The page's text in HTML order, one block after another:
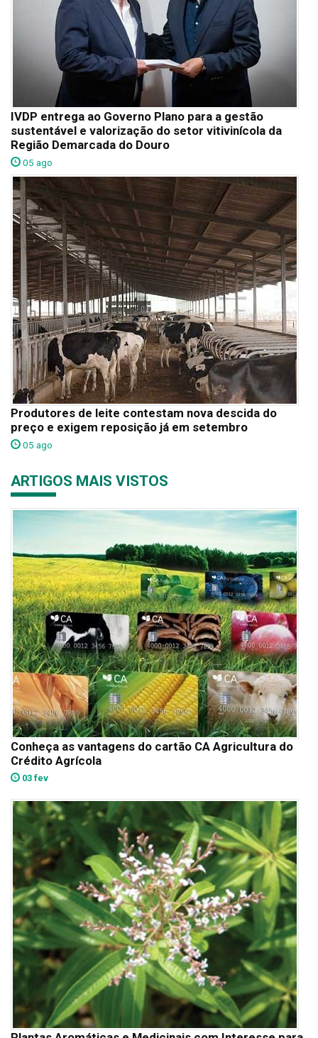
IVDP entrega ao Governo Plano para a gestão
sustentável e valorização do setor vitivinícola da
Região Demarcada do Douro
05 ago
Produtores de leite contestam nova descida do
preço e exigem reposição já em setembro
05 ago
ARTIGOS MAIS VISTOS
Conheça as vantagens do cartão CA Agricultura do
Crédito Agrícola
03 fev